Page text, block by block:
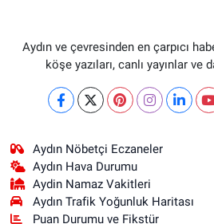
Aydın ve çevresinden en çarpıcı
köşe yazıları, canlı yayınlar ve
Aydın Nöbetçi Eczaneler
Aydın Hava Durumu
Aydin Namaz Vakitleri
Aydın Trafik Yoğunluk Haritası
Puan Durumu ve Fikstür